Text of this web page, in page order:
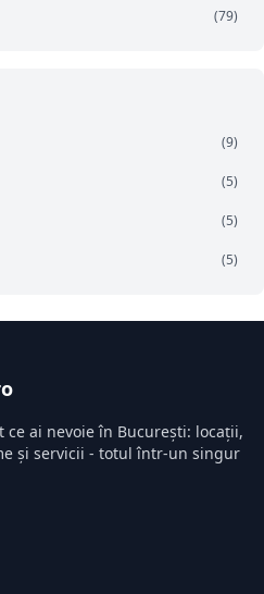
(79)
(9)
(5)
(5)
(5)
ce ai nevoie în București: locații,
și servicii - totul într-un singur